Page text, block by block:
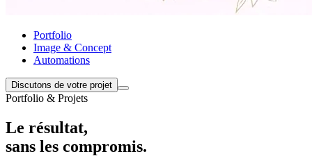
Portfolio
Image & Concept
Automations
Discutons de votre projet
Portfolio & Projets
Le résultat,
sans les compromis.